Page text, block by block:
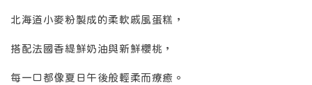
北海道小麥粉製成的柔軟戚風蛋糕，
搭配法國香緹鮮奶油與新鮮櫻桃，
每一口都像夏日午後般輕柔而療癒。